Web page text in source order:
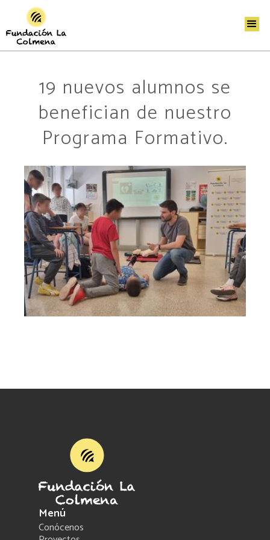
19 nuevos alumnos se
benefician de nuestro
Programa Formativo.
Menú
Conócenos